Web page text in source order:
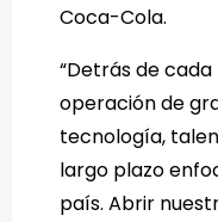
Coca-Cola.
“Detrás de
operación de
tecnología,
largo plazo
país. Abrir